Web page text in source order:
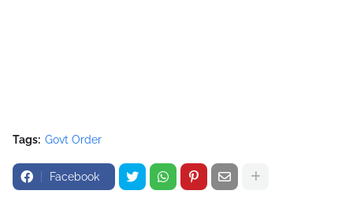
Tags: Govt Order
Facebook